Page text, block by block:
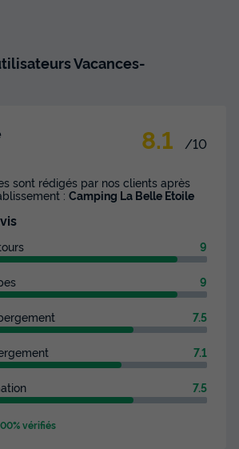
Vacances-
8.1 /10
sont rédigés par nos clients après
: Camping La Belle Etoile
9
9
7.5
7.1
7.5
vérifiés